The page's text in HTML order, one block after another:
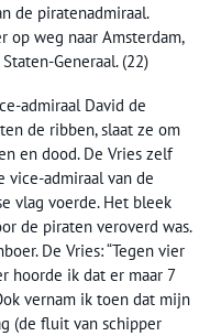
de piratenadmiraal.
op weg naar Amsterdam,
Generaal. (22)
admiraal David de
de ribben, slaat ze om
en dood. De Vries zelf
vice-admiraal van de
vlag voerde. Het bleek
de piraten veroverd was.
De Vries: “Tegen vier
hoorde ik dat er maar 7
vernam ik toen dat mijn
(de fluit van schipper